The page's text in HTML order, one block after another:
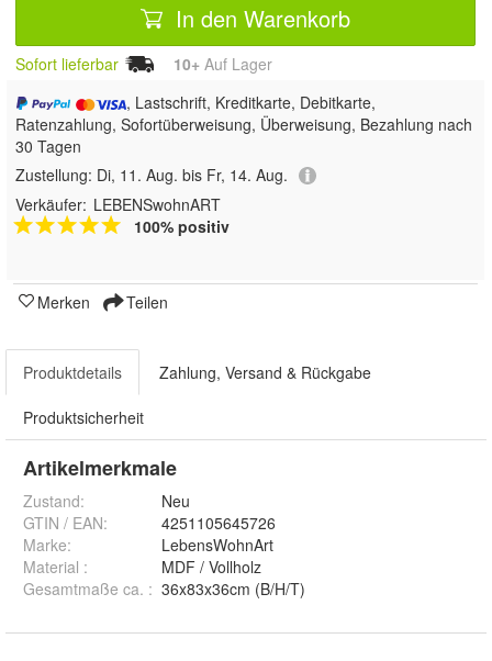
In den Warenkorb
Sofort lieferbar 10+ Auf Lager
, Lastschrift, Kreditkarte, Debitkarte,
Ratenzahlung, Sofortüberweisung, Überweisung, Bezahlung nach
30 Tagen
Zustellung: Di, 11. Aug. bis Fr, 14. Aug.
Verkäufer: LEBENSwohnART
100% positiv
Merken Teilen
Produktdetails Zahlung, Versand & Rückgabe
Produktsicherheit
Artikelmerkmale
Zustand:
Neu
GTIN / EAN:
4251105645726
Marke:
LebensWohnArt
Material :
MDF / Vollholz
Gesamtmaße ca. : 36x83x36cm (B/H/T)